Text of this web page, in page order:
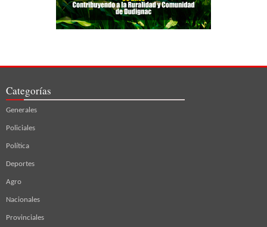
Categorías
Generales
Policiales
Política
Deportes
Agro
Nacionales
Provinciales